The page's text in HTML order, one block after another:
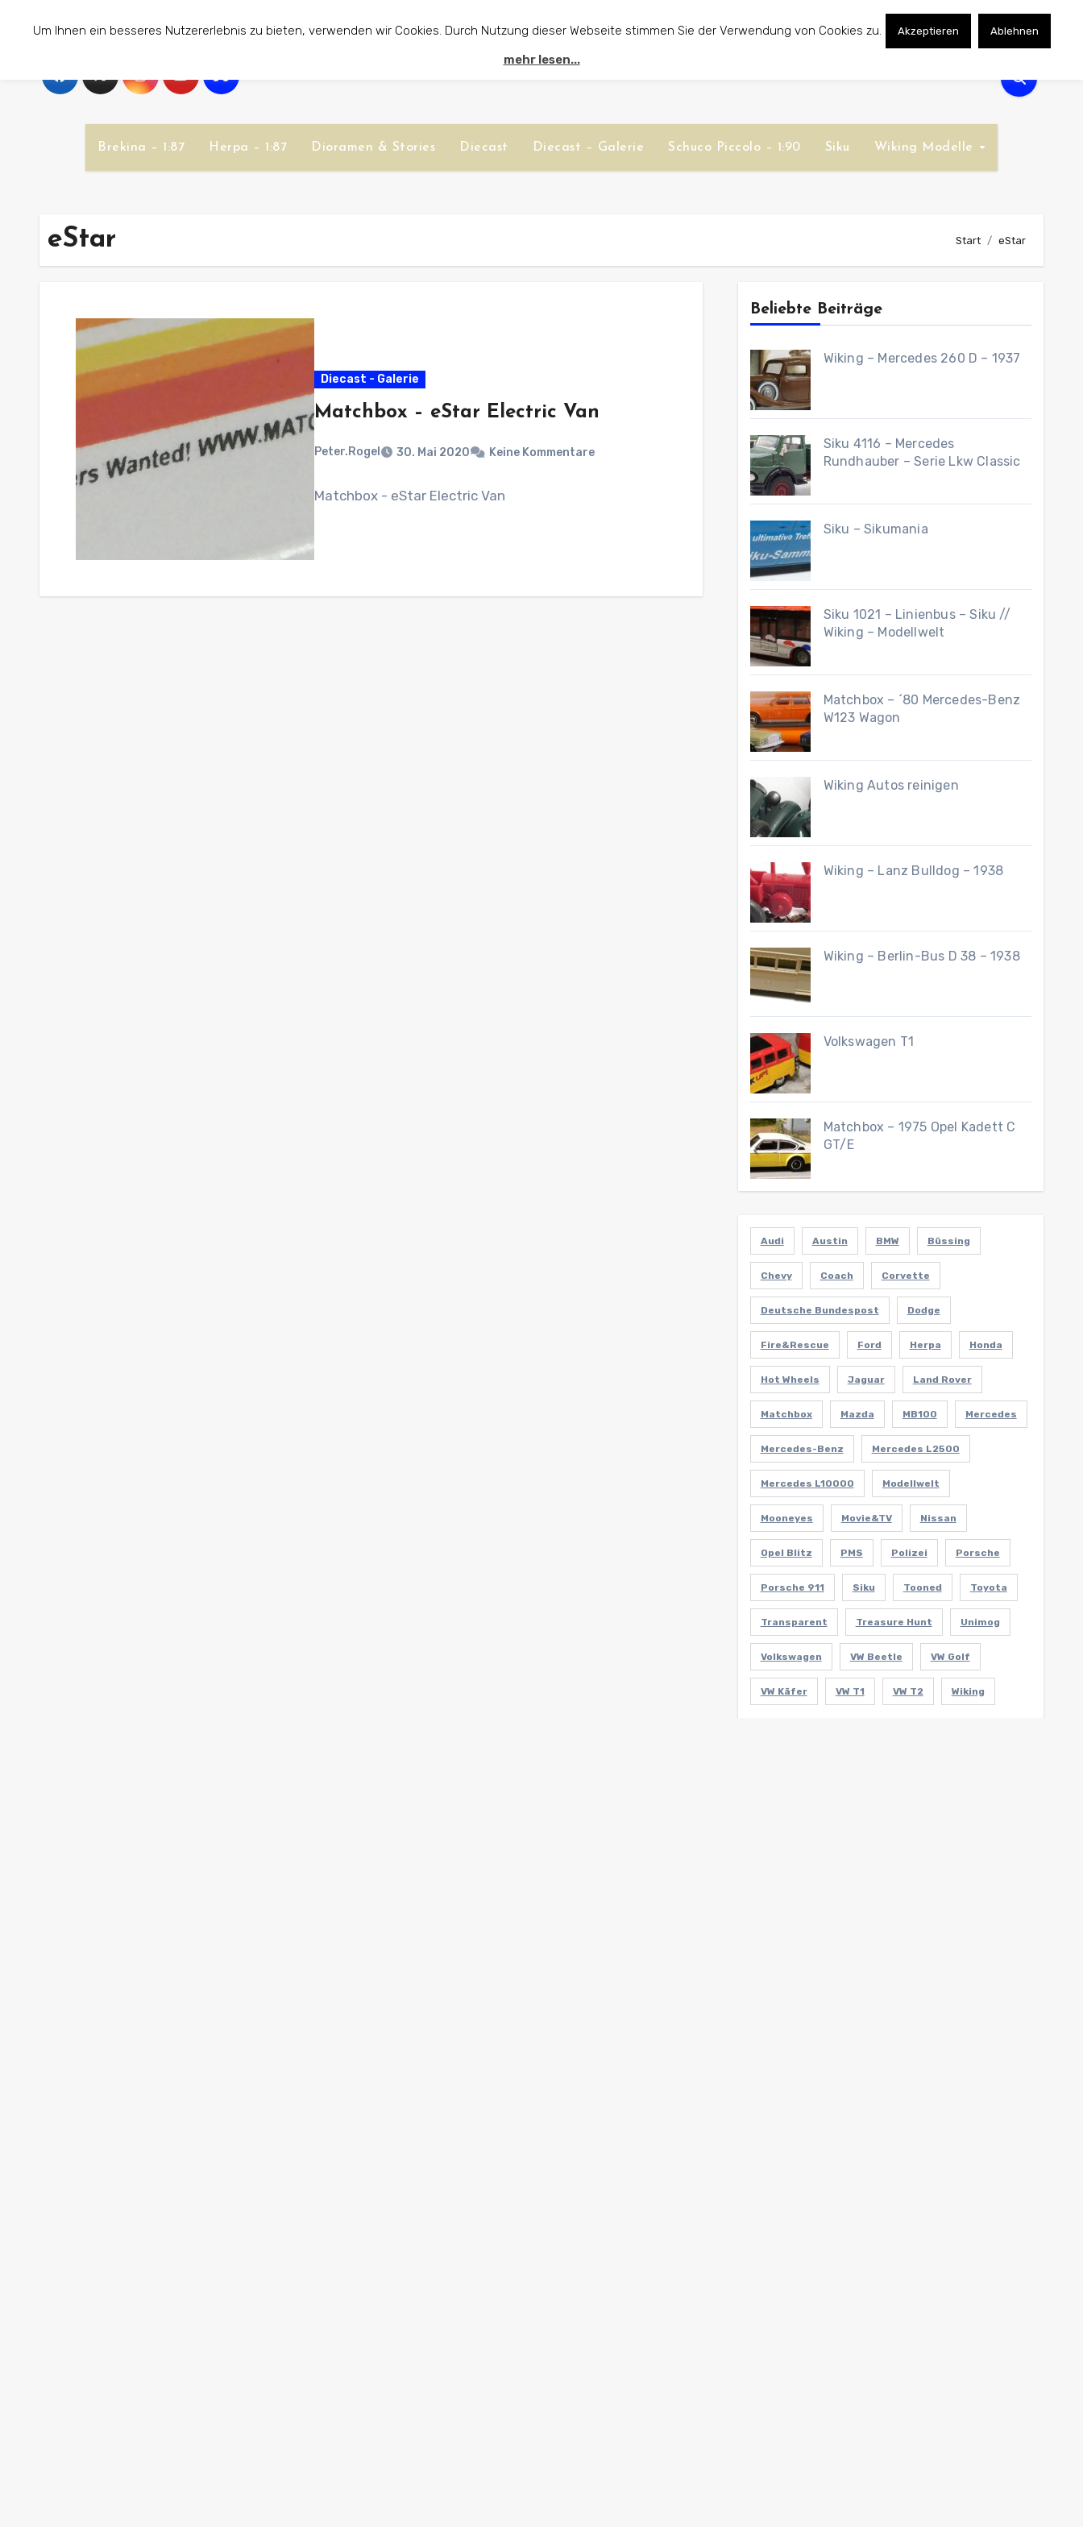
Inhalt
Brekina – 1:87 Herpa – 1:87 Dioramen & Stories Diecast Diecast – Galerie Schuco Piccolo – 1:90 Siku Wiking Modelle
eStar Start eStar
Diecast - Galerie
Matchbox – eStar Electric Van
Peter.Rogel 30. Mai 2020 Keine Kommentare
Matchbox - eStar Electric Van
Beliebte Beiträge
Wiking – Mercedes 260 D – 1937
Siku 4116 – Mercedes
Rundhauber – Serie Lkw Classic
Siku – Sikumania
Siku 1021 – Linienbus – Siku //
Wiking – Modellwelt
Matchbox – ´80 Mercedes-Benz
W123 Wagon
Wiking Autos reinigen
Wiking – Lanz Bulldog – 1938
Wiking – Berlin-Bus D 38 – 1938
Volkswagen T1
Matchbox – 1975 Opel Kadett C
GT/E
Audi Austin BMW Büssing
Chevy Coach Corvette
Deutsche Bundespost Dodge
Fire&Rescue Ford Herpa Honda
Hot Wheels Jaguar Land Rover
Matchbox Mazda MB100 Mercedes
Mercedes-Benz Mercedes L2500
Mercedes L10000 Modellwelt
Mooneyes Movie&TV Nissan
Opel Blitz PMS Polizei Porsche
Porsche 911 Siku Tooned Toyota
Transparent Treasure Hunt Unimog
Volkswagen VW Beetle VW Golf
VW Käfer VW T1 VW T2 Wiking
Um Ihnen ein besseres Nutzererlebnis zu bieten, verwenden wir Cookies. Durch Nutzung dieser Webseite stimmen Sie der Verwendung von Cookies zu. Akzeptieren Ablehnen
mehr lesen...